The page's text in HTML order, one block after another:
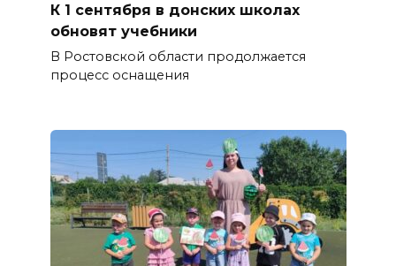
К 1 сентября в донских школах
обновят учебники
В Ростовской области продолжается
процесс оснащения